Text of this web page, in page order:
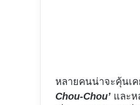
หลายคนน่าจะคุ้นเ
Chou-Chou’ และห